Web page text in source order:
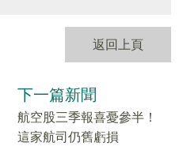
返回上頁
下一篇新聞
航空股三季報喜憂參半！
這家航司仍舊虧損